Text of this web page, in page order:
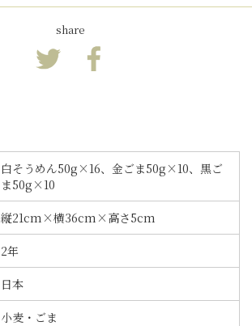
share
白そうめん50g×16、金ごま50g×10、黒ご
ま50g×10
縦21cm×横36cm×高さ5cm
2年
日本
小麦・ごま